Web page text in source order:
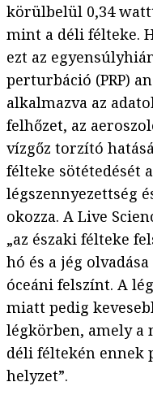
körülbelül 0,34
mint a déli félteke.
ezt az
perturbáció (PRP)
alkalmazva az
felhőzet, az
vízgőz torzító
félteke sötétedését
légszennyezettség
okozza. A Live
„az északi félteke
hó és a jég
óceáni felszínt. A
miatt pedig
légkörben, amely a
déli féltekén ennek
helyzet”.